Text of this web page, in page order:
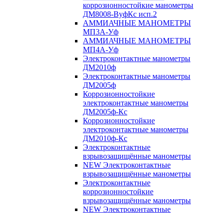
коррозионностойкие манометры
ДМ8008-ВуфКс исп.2
АММИАЧНЫЕ МАНОМЕТРЫ
МП3А-Уф
АММИАЧНЫЕ МАНОМЕТРЫ
МП4А-Уф
Электроконтактные манометры
ДМ2010ф
Электроконтактные манометры
ДМ2005ф
Коррозионностойкие
электроконтактные манометры
ДМ2005ф-Кс
Коррозионностойкие
электроконтактные манометры
ДМ2010ф-Кс
Электроконтактные
взрывозащищённые манометры
NEW Электроконтактные
взрывозащищённые манометры
Электроконтактные
коррозионностойкие
взрывозащищённые манометры
NEW Электроконтактные